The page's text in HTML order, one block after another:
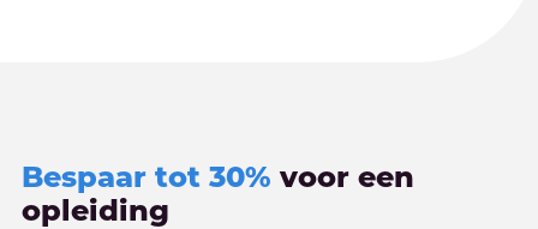
Bespaar tot 30% voor een
opleiding